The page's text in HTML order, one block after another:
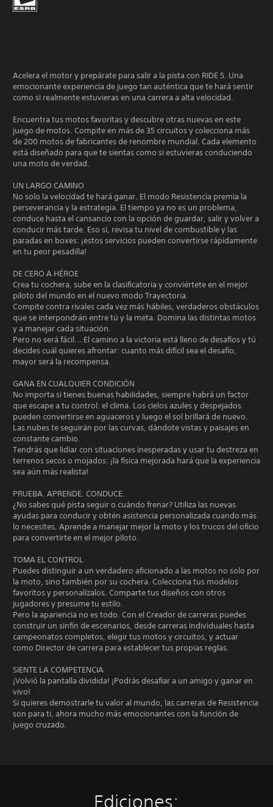
Acelera el motor y prepárate para salir a la pista con RIDE 5. Una
emocionante experiencia de juego tan auténtica que te hará sentir
como si realmente estuvieras en una carrera a alta velocidad.
Encuentra tus motos favoritas y descubre otras nuevas en este
juego de motos. Compite en más de 35 circuitos y colecciona más
de 200 motos de fabricantes de renombre mundial. Cada elemento
está diseñado para que te sientas como si estuvieras conduciendo
una moto de verdad.
UN LARGO CAMINO
No solo la velocidad te hará ganar. El modo Resistencia premia la
perseverancia y la estrategia. El tiempo ya no es un problema,
conduce hasta el cansancio con la opción de guardar, salir y volver a
conducir más tarde. Eso sí, revisa tu nivel de combustible y las
paradas en boxes: ¡estos servicios pueden convertirse rápidamente
en tu peor pesadilla!
DE CERO A HÉROE
Crea tu cochera, sube en la clasificatoria y conviértete en el mejor
piloto del mundo en el nuevo modo Trayectoria.
Compite contra rivales cada vez más hábiles, verdaderos obstáculos
que se interpondrán entre tú y la meta. Domina las distintas motos
y a manejar cada situación.
Pero no será fácil... El camino a la victoria está lleno de desafíos y tú
decides cuál quieres afrontar: cuanto más difícil sea el desafío,
mayor será la recompensa.
GANA EN CUALQUIER CONDICIÓN
No importa si tienes buenas habilidades, siempre habrá un factor
que escape a tu control: el clima. Los cielos azules y despejados
pueden convertirse en aguaceros y luego el sol brillará de nuevo.
Las nubes te seguirán por las curvas, dándote vistas y paisajes en
constante cambio.
Tendrás que lidiar con situaciones inesperadas y usar tu destreza en
terrenos secos o mojados: ¡la física mejorada hará que la experiencia
sea aún más realista!
PRUEBA. APRENDE. CONDUCE.
¿No sabes qué pista seguir o cuándo frenar? Utiliza las nuevas
ayudas para conducir y obtén asistencia personalizada cuando más
lo necesites. Aprende a manejar mejor la moto y los trucos del oficio
para convertirte en el mejor piloto.
TOMA EL CONTROL
Puedes distinguir a un verdadero aficionado a las motos no solo por
la moto, sino también por su cochera. Colecciona tus modelos
favoritos y personalízalos. Comparte tus diseños con otros
jugadores y presume tu estilo.
Pero la apariencia no es todo. Con el Creador de carreras puedes
construir un sinfín de escenarios, desde carreras individuales hasta
campeonatos completos, elegir tus motos y circuitos, y actuar
como Director de carrera para establecer tus propias reglas.
SIENTE LA COMPETENCIA
¡Volvió la pantalla dividida! ¡Podrás desafiar a un amigo y ganar en
vivo!
Si quieres demostrarle tu valor al mundo, las carreras de Resistencia
son para ti, ahora mucho más emocionantes con la función de
juego cruzado.
Ediciones: